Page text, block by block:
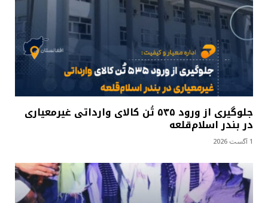
جلوگیری از ورود ۵۳۵ تُن کالای وارداتی غیرمعیاری
در بندر اسلام‌قلعه
1 آگست 2026